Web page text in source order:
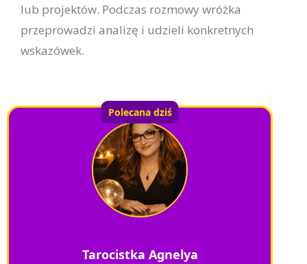
lub projektów. Podczas rozmowy wróżka
przeprowadzi analizę i udzieli konkretnych
wskazówek.
Polecana dziś
Tarocistka Agnelya